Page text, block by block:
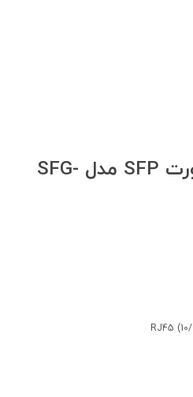
مدیاکانورتور تک پورت SFP مدل SFG-